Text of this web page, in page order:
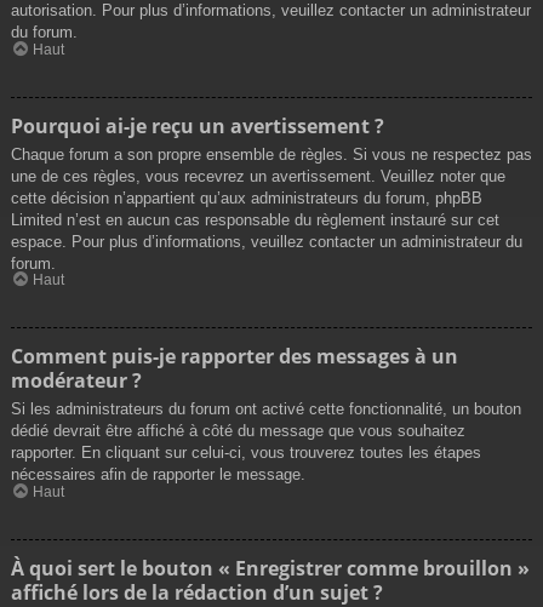
autorisation. Pour plus d’informations, veuillez contacter un administrateur
du forum.
Haut
Pourquoi ai-je reçu un avertissement ?
Chaque forum a son propre ensemble de règles. Si vous ne respectez pas
une de ces règles, vous recevrez un avertissement. Veuillez noter que
cette décision n’appartient qu’aux administrateurs du forum, phpBB
Limited n’est en aucun cas responsable du règlement instauré sur cet
espace. Pour plus d’informations, veuillez contacter un administrateur du
forum.
Haut
Comment puis-je rapporter des messages à un
modérateur ?
Si les administrateurs du forum ont activé cette fonctionnalité, un bouton
dédié devrait être affiché à côté du message que vous souhaitez
rapporter. En cliquant sur celui-ci, vous trouverez toutes les étapes
nécessaires afin de rapporter le message.
Haut
À quoi sert le bouton « Enregistrer comme brouillon »
affiché lors de la rédaction d’un sujet ?